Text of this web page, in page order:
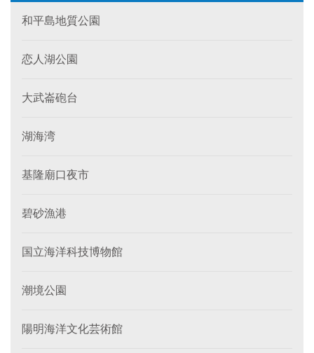
和平島地質公園
恋人湖公園
大武崙砲台
湖海湾
基隆廟口夜市
碧砂漁港
国立海洋科技博物館
潮境公園
陽明海洋文化芸術館